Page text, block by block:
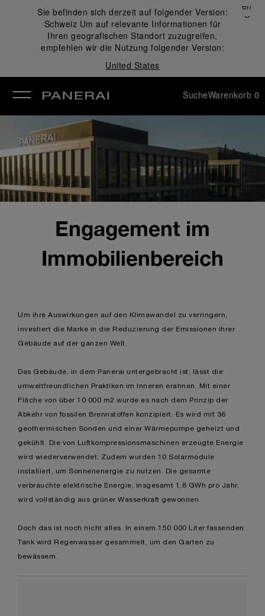
Sie befinden sich derzeit auf folgender Version:
Schweiz Um auf relevante Informationen für
Ihren geografischen Standort zuzugreifen,
empfehlen wir die Nutzung folgender Version:
United States
Schließen
✕
SucheWarenkorb 0
Engagement im
Immobilienbereich
Um ihre Auswirkungen auf den Klimawandel zu verringern,
investiert die Marke in die Reduzierung der Emissionen ihrer
Gebäude auf der ganzen Welt.
Das Gebäude, in dem Panerai untergebracht ist, lässt die
umweltfreundlichen Praktiken im Inneren erahnen. Mit einer
Fläche von über 10 000 m2 wurde es nach dem Prinzip der
Abkehr von fossilen Brennstoffen konzipiert. Es wird mit 36
geothermischen Sonden und einer Wärmepumpe geheizt und
gekühlt. Die von Luftkompressionsmaschinen erzeugte Energie
wird wiederverwendet. Zudem wurden 10 Solarmodule
installiert, um Sonnenenergie zu nutzen. Die gesamte
verbrauchte elektrische Energie, insgesamt 1,8 GWh pro Jahr,
wird vollständig aus grüner Wasserkraft gewonnen.
Doch das ist noch nicht alles. In einem 150 000 Liter fassenden
Tank wird Regenwasser gesammelt, um den Garten zu
bewässern.